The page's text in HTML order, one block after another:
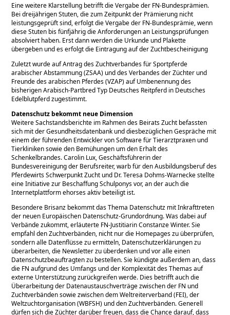
Eine weitere Klarstellung betrifft die Vergabe der FN-Bundesprämien.
Bei dreijährigen Stuten, die zum Zeitpunkt der Prämierung nicht
leistungsgeprüft sind, erfolgt die Vergabe der FN-Bundesprämie, wenn
diese Stuten bis fünfjährig die Anforderungen an Leistungsprüfungen
absolviert haben. Erst dann werden die Urkunde und Plakette
übergeben und es erfolgt die Eintragung auf der Zuchtbescheinigung
Zuletzt wurde auf Antrag des Zuchtverbandes für Sportpferde
arabischer Abstammung (ZSAA) und des Verbandes der Züchter und
Freunde des arabischen Pferdes (VZAP) auf Umbenennung des
bisherigen Arabisch-Partbred Typ Deutsches Reitpferd in Deutsches
Edelblutpferd zugestimmt.
Datenschutz bekommt neue Dimension
Weitere Sachstandsberichte im Rahmen des Beirats Zucht befassten
sich mit der Gesundheitsdatenbank und diesbezüglichen Gespräche mit
einem der führenden Entwickler von Software für Tierarztpraxen und
Tierkliniken sowie den Bemühungen um den Erhalt des
Schenkelbrandes. Carolin Lux, Geschäftsführerin der
Bundesvereinigung der Berufsreiter, warb für den Ausbildungsberuf des
Pferdewirts Schwerpunkt Zucht und Dr. Teresa Dohms-Warnecke stellte
eine Initiative zur Beschaffung Schulponys vor, an der auch die
Internetplattform ehorses aktiv beteiligt ist.
Besondere Brisanz bekommt das Thema Datenschutz mit Inkrafttreten
der neuen Europäischen Datenschutz-Grundordnung. Was dabei auf
Verbände zukommt, erläuterte FN-Justitiarin Constanze Winter. Sie
empfahl den Zuchtverbänden, nicht nur die Homepages zu überprüfen,
sondern alle Datenflüsse zu ermitteln, Datenschutzerklärungen zu
überarbeiten, die Newsletter zu überdenken und vor alle einen
Datenschutzbeauftragten zu bestellen. Sie kündigte außerdem an, dass
die FN aufgrund des Umfangs und der Komplexität des Themas auf
externe Unterstützung zurückgreifen werde. Dies betrifft auch die
Überarbeitung der Datenaustauschverträge zwischen der FN und
Zuchtverbänden sowie zwischen dem Weltreiterverband (FEI), der
Weltzuchtorganisation (WBFSH) und den Zuchtverbänden. Generell
dürfen sich die Züchter darüber freuen, dass die Chance darauf, dass